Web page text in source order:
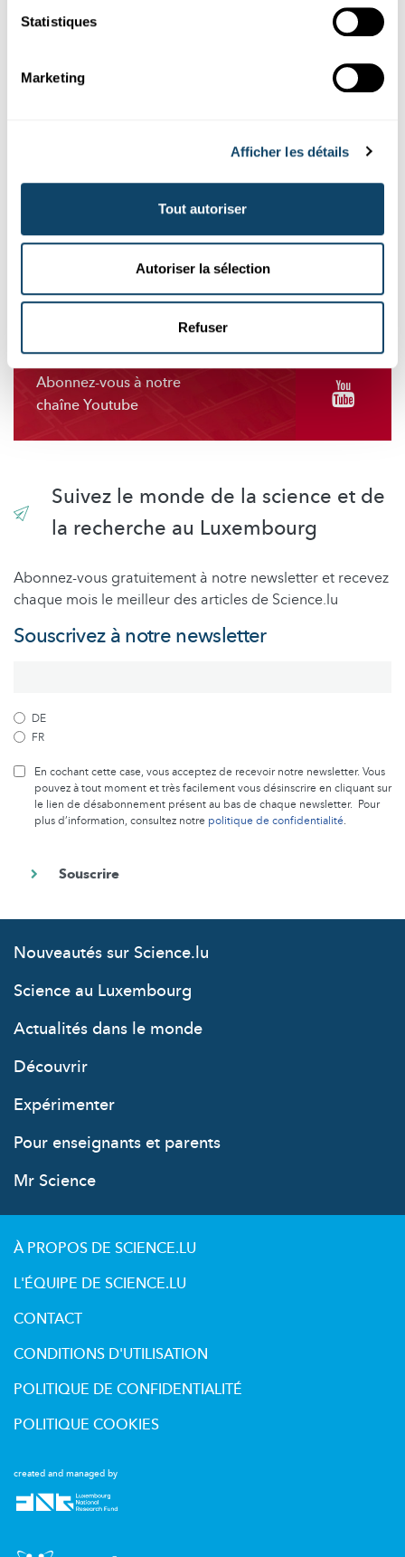
Statistiques
Marketing
Afficher les détails
Tout autoriser
Autoriser la sélection
Refuser
refusé les cookies liés aux réseaux sociaux.
CHANGER MES PRÉFÉRENCES
Abonnez-vous à notre
chaîne Youtube
Suivez le monde de la science et de
la recherche au Luxembourg
Abonnez-vous gratuitement à notre newsletter et recevez
chaque mois le meilleur des articles de Science.lu
Souscrivez à notre newsletter
DE
FR
En cochant cette case, vous acceptez de recevoir notre newsletter. Vous
pouvez à tout moment et très facilement vous désinscrire en cliquant sur
le lien de désabonnement présent au bas de chaque newsletter. Pour
plus d’information, consultez notre politique de confidentialité.
Nouveautés sur Science.lu
Science au Luxembourg
Actualités dans le monde
Découvrir
Expérimenter
Pour enseignants et parents
Mr Science
created and managed by
À PROPOS DE SCIENCE.LU
L'ÉQUIPE DE SCIENCE.LU
CONTACT
CONDITIONS D'UTILISATION
POLITIQUE DE CONFIDENTIALITÉ
POLITIQUE COOKIES